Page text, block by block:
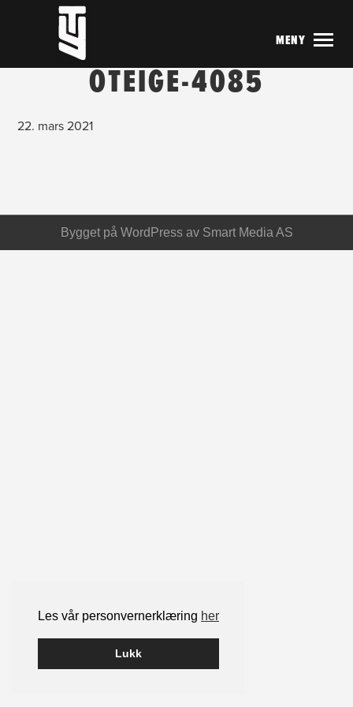
Les vår personvernerklæring her
Lukk
MENY
OTEIGE-4085
22. mars 2021
Bygget på WordPressav Smart Media AS